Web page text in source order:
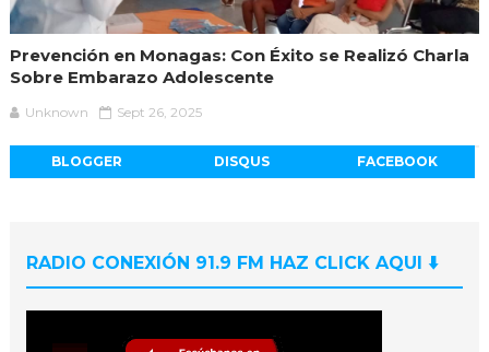
Prevención en Monagas: Con Éxito se Realizó Charla
Sobre Embarazo Adolescente
Unknown Sept 26, 2025
BLOGGER DISQUS FACEBOOK
RADIO CONEXIÓN 91.9 FM HAZ CLICK AQUI ⬇️